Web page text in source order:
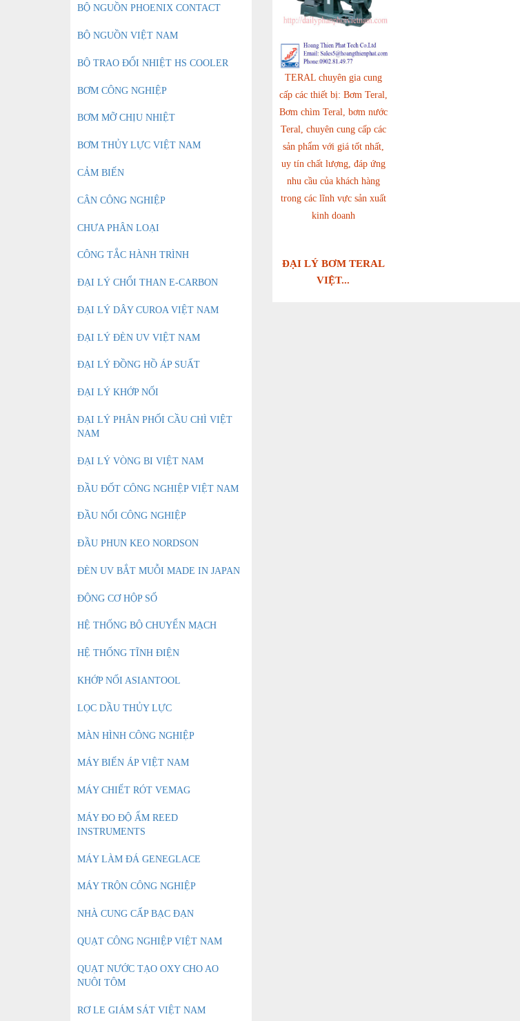
TERAL chuyên gia cung
cấp các thiết bị: Bơm Teral,
Bơm chìm Teral, bơm nước
Teral, chuyên cung cấp các
sản phẩm với giá tốt nhất,
uy tín chất lượng, đáp ứng
nhu cầu của khách hàng
trong các lĩnh vực sản xuất
kinh doanh
ĐẠI LÝ BƠM TERAL
VIỆT...
BỘ NGUỒN PHOENIX CONTACT
BỘ NGUỒN VIỆT NAM
BỘ TRAO ĐỔI NHIỆT HS COOLER
BƠM CÔNG NGHIỆP
BƠM MỠ CHỊU NHIỆT
BƠM THỦY LỰC VIỆT NAM
CẢM BIẾN
CÂN CÔNG NGHIỆP
CHƯA PHÂN LOẠI
CÔNG TẮC HÀNH TRÌNH
ĐẠI LÝ CHỔI THAN E-CARBON
ĐẠI LÝ DÂY CUROA VIỆT NAM
ĐẠI LÝ ĐÈN UV VIỆT NAM
ĐẠI LÝ ĐỒNG HỒ ÁP SUẤT
ĐẠI LÝ KHỚP NỐI
ĐẠI LÝ PHÂN PHỐI CẦU CHÌ VIỆT
NAM
ĐẠI LÝ VÒNG BI VIỆT NAM
ĐẦU ĐỐT CÔNG NGHIỆP VIỆT NAM
ĐẦU NỐI CÔNG NGHIỆP
ĐẦU PHUN KEO NORDSON
ĐÈN UV BẮT MUỖI MADE IN JAPAN
ĐỘNG CƠ HỘP SỐ
HỆ THỐNG BỘ CHUYỂN MẠCH
HỆ THỐNG TĨNH ĐIỆN
KHỚP NỐI ASIANTOOL
LỌC DẦU THỦY LỰC
MÀN HÌNH CÔNG NGHIỆP
MÁY BIẾN ÁP VIỆT NAM
MÁY CHIẾT RÓT VEMAG
MÁY ĐO ĐỘ ẨM REED
INSTRUMENTS
MÁY LÀM ĐÁ GENEGLACE
MÁY TRỘN CÔNG NGHIỆP
NHÀ CUNG CẤP BẠC ĐẠN
QUẠT CÔNG NGHIỆP VIỆT NAM
QUẠT NƯỚC TẠO OXY CHO AO
NUÔI TÔM
RƠ LE GIÁM SÁT VIỆT NAM